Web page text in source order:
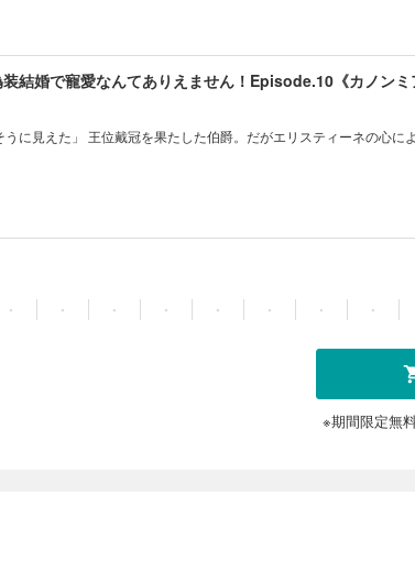
結婚で寵愛なんてありえません！Episode.10《カノンミ
うに見えた」 王位戴冠を果たした伯爵。だがエリスティーネの心に
・ ・ ・ ・ ・ ・ ・ ・
※期間限定無